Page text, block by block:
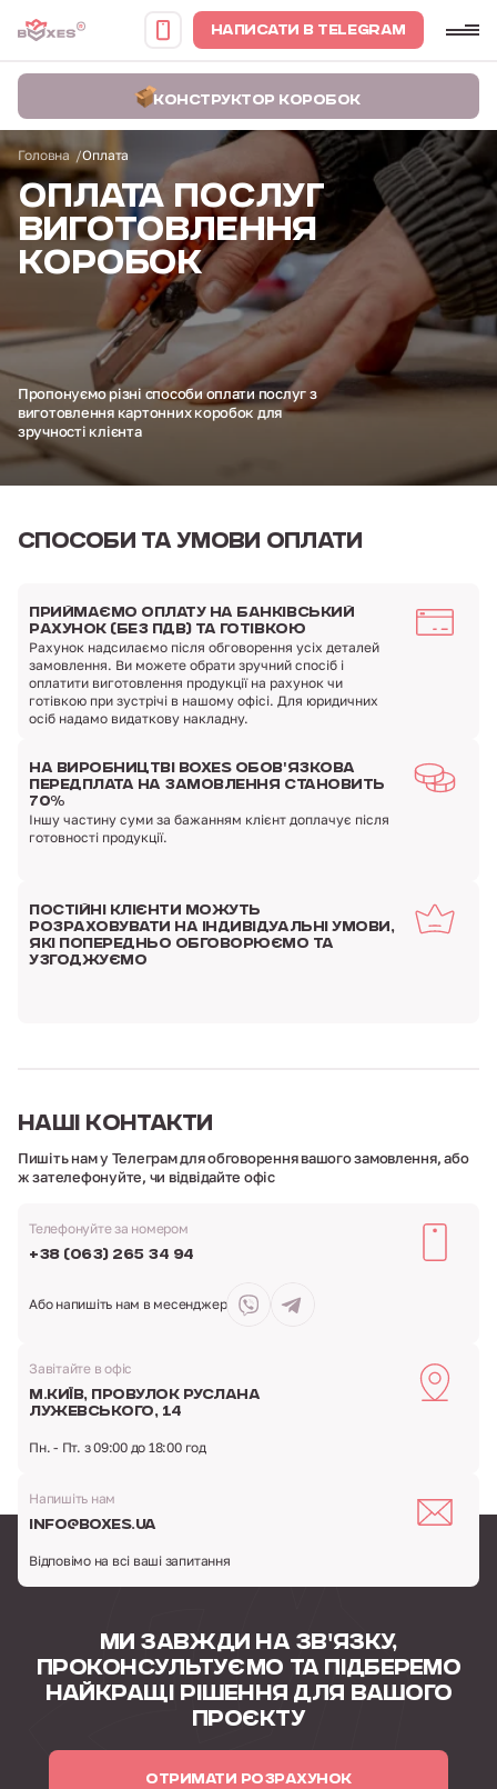
НАПИСАТИ В TELEGRAM
КОНСТРУКТОР КОРОБОК
Головна Оплата
ОПЛАТА ПОСЛУГ
ВИГОТОВЛЕННЯ
КОРОБОК
Пропонуємо різні способиоплати послуг з
виготовлення картоннихкоробок для
зручності клієнта
СПОСОБИТА УМОВИ ОПЛАТИ
ПРИЙМАЄМО ОПЛАТУНА БАНКІВСЬКИЙ
РАХУНОК (БЕЗ ПДВ)ТА ГОТІВКОЮ
Рахунок надсилаємо після обговорення усіх деталей
замовлення. Ви можете обрати зручний спосіб і
оплатити виготовлення продукції на рахунок чи
готівкою при зустрічі в нашому офісі. Для юридичних
осіб надамо видаткову накладну.
НА ВИРОБНИЦТВІ BOXESОБОВ'ЯЗКОВА
ПЕРЕДПЛАТА НА ЗАМОВЛЕННЯ СТАНОВИТЬ
70%
Іншу частину суми за бажанням клієнт доплачує після
готовності продукції.
ПОСТІЙНІ КЛІЄНТИ
МОЖУТЬ
РОЗРАХОВУВАТИ
НА ІНДИВІДУАЛЬНІ УМОВИ,
ЯКІ ПОПЕРЕДНЬО ОБГОВОРЮЄМО ТА
УЗГОДЖУЄМО
НАШІ КОНТАКТИ
Пишіть нам у Телеграм для обговорення вашого замовлення,або
ж зателефонуйте, чи відвідайте офіс
Телефонуйте за номером
+38 (063) 265 34 94
Або напишіть нам в месенджер
Завітайте в офіс
м.Київ,провулок Руслана
Лужевського, 14
Пн. - Пт. з 09:00 до 18:00 год
Напишіть нам
info@boxes.ua
Відповімо на всі ваші запитання
МИ ЗАВЖДИ НА ЗВ'ЯЗКУ,
ПРОКОНСУЛЬТУЄМО ТА ПІДБЕРЕМО
НАЙКРАЩІ РІШЕННЯ ДЛЯ ВАШОГО
ПРОЄКТУ
ОТРИМАТИ РОЗРАХУНОК